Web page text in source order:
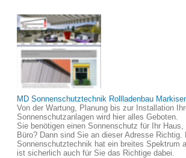
MD Sonnenschutztechnik Rollladenbau
Von der Wartung, Planung bis zur Installation
Sonnenschutzanlagen wird hier alles Geboten.
Sie benötigen einen Sonnenschutz für Ihr Haus,
Büro? Dann sind Sie an dieser Adresse Richtig.
Sonnenschutztechnik hat ein breites Spektrum
ist sicherlich auch für Sie das Richtige dabei.